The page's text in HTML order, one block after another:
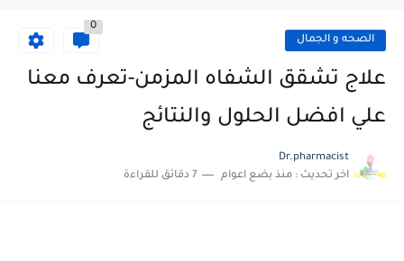
أفضل مكملات طبيعية للقولون والنوم العميق (مدعومة بدراسات)
تأثير القلق على النوم | حلول فعالة للتوتر قبل النوم
الصحه و الجمال
0
علاج تشقق الشفاه المزمن-تعرف معنا
علي افضل الحلول والنتائج
Dr.pharmacist
اخر تحديث : منذ بضع اعوام 7 دقائق للقراءة